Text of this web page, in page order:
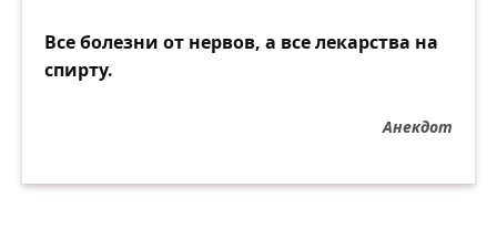
Все болезни от нервов, а все лекарства на
спирту.
Анекдот